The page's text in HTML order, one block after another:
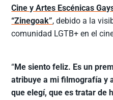
Cine y Artes Escénicas
“Zinegoak”, debido a la
comunidad LGTB+ en el
“Me siento feliz. Es un
atribuye a mi filmografía y
que elegí, que es tratar de